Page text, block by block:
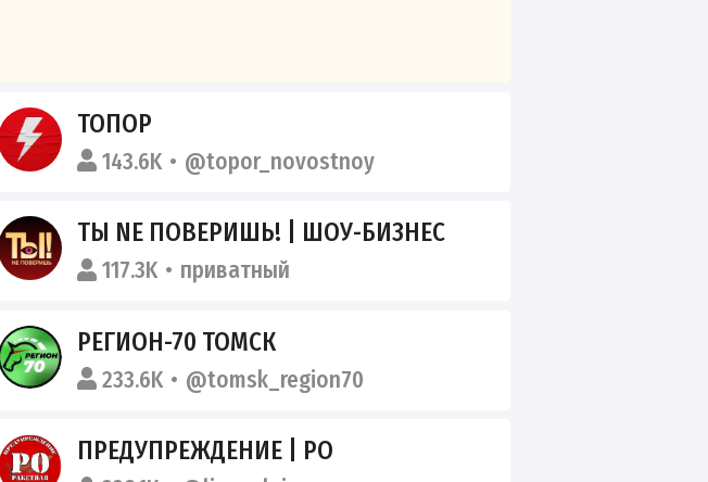
ТОПОР
143.6K @topor_novostnoy
ТЫ NE ПОВЕРИШЬ! | ШОУ-БИЗНЕС
117.3K приватный
РЕГИОН-70 ТОМСК
233.6K @tomsk_region70
ПРЕДУПРЕЖДЕНИЕ | РО